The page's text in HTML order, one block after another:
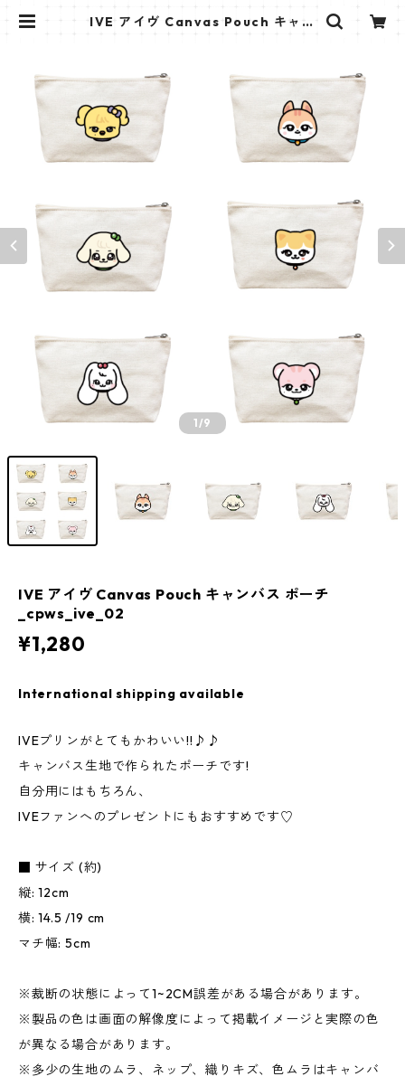
IVE アイヴ Canvas Pouch キャン
1/9
IVE アイヴ Canvas Pouch キャンバス ポーチ
_cpws_ive_02
¥1,280
International shipping available
IVEプリンがとてもかわいい!!♪♪
キャンバス生地で作られたポーチです!
自分用にはもちろん、
IVEファンへのプレゼントにもおすすめです♡
■ サイズ (約)
縦: 12cm
横: 14.5 /19 cm
マチ幅: 5cm
※裁断の状態によって1~2CM誤差がある場合があります。
※製品の色は画面の解像度によって掲載イメージと実際の色
が異なる場合があります。
※多少の生地のムラ、ネップ、織りキズ、色ムラはキャンバ